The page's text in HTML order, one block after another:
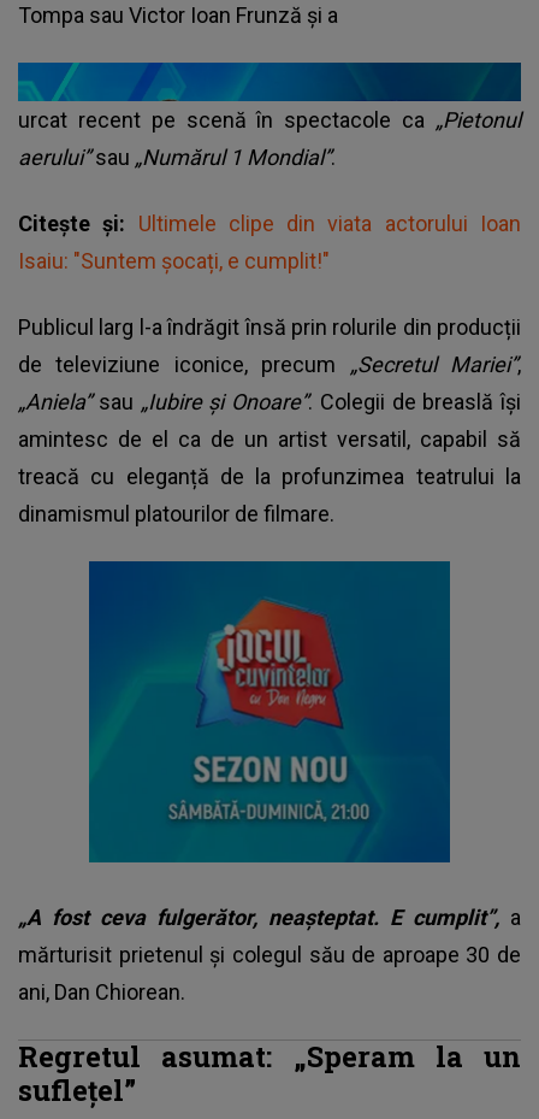
Tompa sau Victor Ioan Frunză și a
urcat recent pe scenă în spectacole ca „Pietonul
aerului”sau „Numărul 1 Mondial”.
Citește și: Ultimele clipe din viata actorului Ioan
Isaiu: "Suntem șocați, e cumplit!"
Publicul larg l-a îndrăgit însă prin rolurile din producții
de televiziune iconice, precum „Secretul Mariei”,
„Aniela”sau „Iubire și Onoare”. Colegii de breaslă își
amintesc de el ca de un artist versatil, capabil să
treacă cu eleganță de la profunzimea teatrului la
dinamismul platourilor de filmare.
„A fost ceva fulgerător, neașteptat. E cumplit”, a
mărturisit prietenul și colegul său de aproape 30 de
ani, Dan Chiorean.
Regretul asumat: „Speram la un
suflețel”